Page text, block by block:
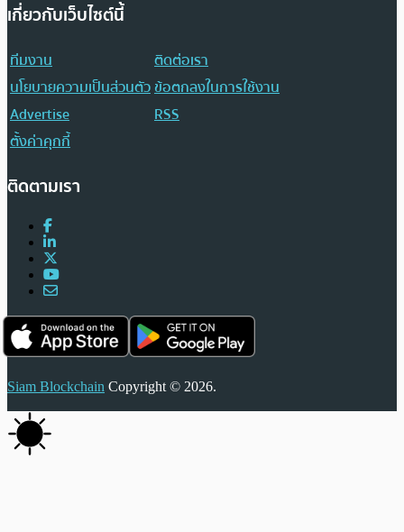
เกี่ยวกับเว็บไซต์นี้
ทีมงาน
ติดต่อเรา
นโยบายความเป็นส่วนตัวข้อตกลงในการใช้งาน
Advertise
RSS
ตั้งค่าคุกกี้
ติดตามเรา
Siam Blockchain Copyright © 2026.